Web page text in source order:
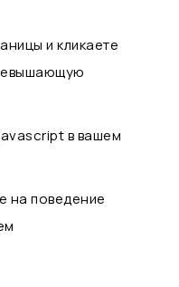
и кликаете
в вашем
на поведение